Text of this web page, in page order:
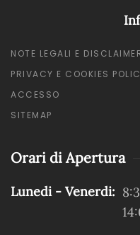
NOTE LEGALI E
PRIVACY E COOKIES
ACCESSO
SITEMAP
Orari di Apertura
Lunedi - Venerdi: